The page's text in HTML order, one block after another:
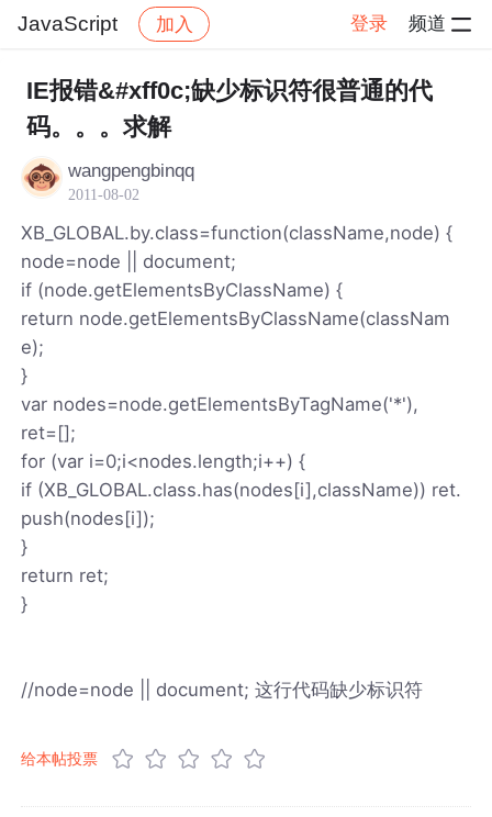
JavaScript 加入 登录 频道
社区 JavaScript 帖子详情
IE报错&#xff0c;缺少标识符很普通的代
码。。。求解
wangpengbinqq
2011-08-02
XB_GLOBAL.by.class=function(className,node) {
node=node || document;
if (node.getElementsByClassName) {
return node.getElementsByClassName(classNam
e);
}
var nodes=node.getElementsByTagName('*'),
ret=[];
for (var i=0;i<nodes.length;i++) {
if (XB_GLOBAL.class.has(nodes[i],className)) ret.
push(nodes[i]);
}
return ret;
}
//node=node || document; 这行代码缺少标识符
给本帖投票